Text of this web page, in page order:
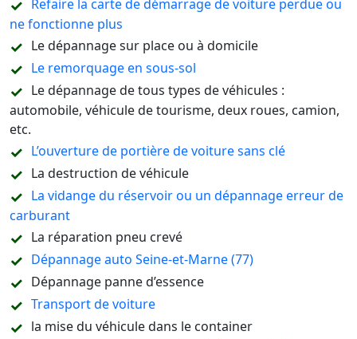
Refaire la carte de démarrage de voiture perdue ou
ne fonctionne plus
Le dépannage sur place ou à domicile
Le remorquage en sous-sol
Le dépannage de tous types de véhicules :
automobile, véhicule de tourisme, deux roues, camion,
etc.
L’ouverture de portière de voiture sans clé
La destruction de véhicule
La vidange du réservoir ou un dépannage erreur de
carburant
La réparation pneu crevé
Dépannage auto Seine-et-Marne (77)
Dépannage panne d’essence
Transport de voiture
la mise du véhicule dans le container